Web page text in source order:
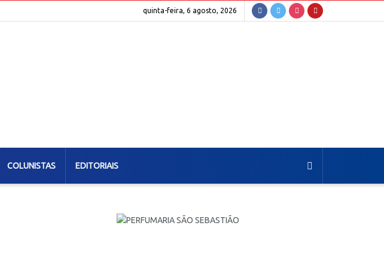
quinta-feira, 6 agosto, 2026
COLUNISTAS EDITORIAIS